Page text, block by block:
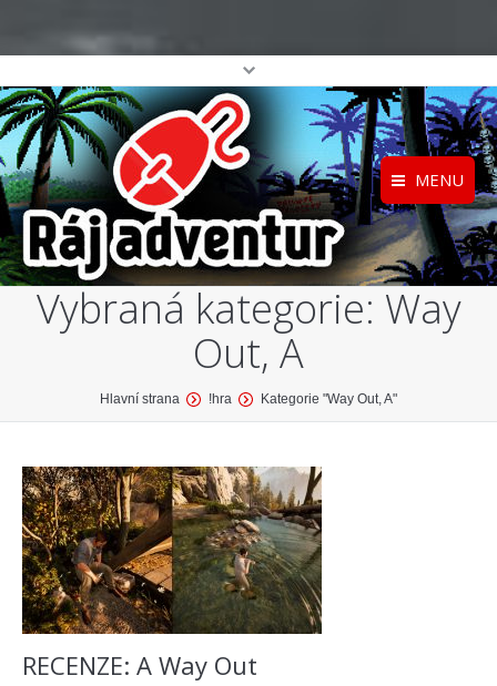
MENU
Registrace Home
O projektu
Katalog her
Vybraná kategorie: Way
Out, A
You are here:Hlavní strana !hra Kategorie "Way Out, A"
RECENZE: A Way Out